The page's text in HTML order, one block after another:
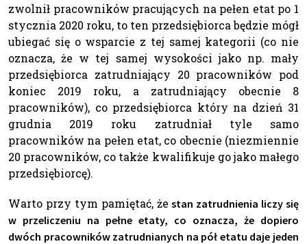
zwolnił pracowników pracujących na pełen etat po 1
stycznia 2020 roku, to ten przedsiębiorca będzie mógł
ubiegać się o wsparcie z tej samej kategorii (co nie
oznacza, że w tej samej wysokości jako np. mały
przedsiębiorca zatrudniający 20 pracowników pod
koniec 2019 roku, a zatrudniający obecnie 8
pracowników), co przedsiębiorca który na dzień 31
grudnia 2019 roku zatrudniał tyle samo
pracowników na pełen etat, co obecnie (niezmiennie
20 pracowników, co także kwalifikuje go jako małego
przedsiębiorcę).
Warto przy tym pamiętać, żestan zatrudnienia liczy się
w przeliczeniu na pełne etaty, co oznacza, że dopiero
dwóch pracowników zatrudnianych na pół etatu daje jeden